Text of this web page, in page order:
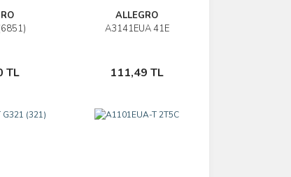
TL
Ekle
ALLEGRO
A3141EUA 41E
111,49 TL
İncele
Sepete Ekle